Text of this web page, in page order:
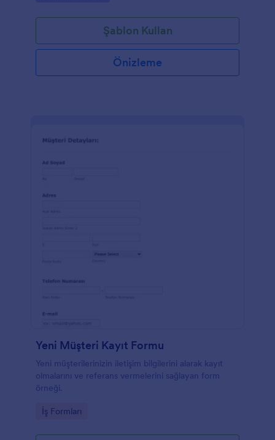
Şablon Kullan
Önizleme
Yeni Müşteri Kayıt Formu
Yeni müşterilerinizin iletişim bilgilerini alarak kayıt
olmalarını ve referans vermelerini sağlayan form
örneği.
Go to Category:
İş Formları